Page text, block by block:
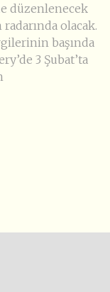
düzenlenecek
olacak.
başında
3 Şubat’ta